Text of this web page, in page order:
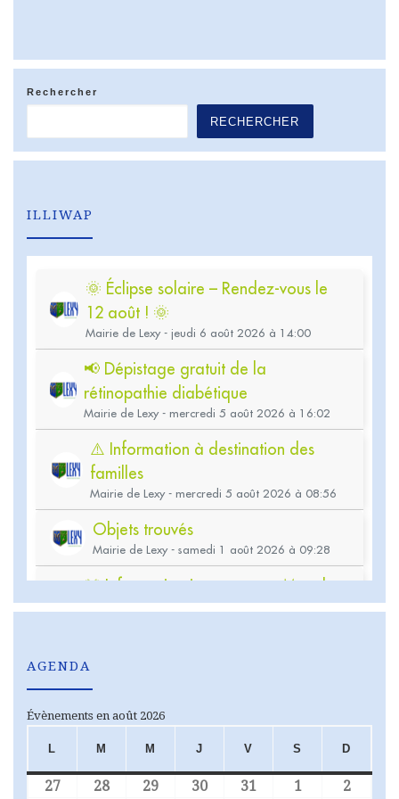
Rechercher
RECHERCHER
ILLIWAP
AGENDA
Évènements en août 2026
L LUNDIM MARDI
M MERCREDI
J JEUDIV VENDREDI
S SAMEDI
D
27 27 juillet 2026
28 28 juillet 2026
29 29 juillet 2026
30 30 juillet 2026
31 31 juillet 2026
1 1 août 2026
2